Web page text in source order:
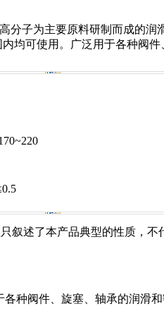
子为主要原料研制而成的润
均可使用。广泛用于各种阀件
叙述了本产品典型的性质 ， 不
各种阀件、旋塞、轴承的润滑